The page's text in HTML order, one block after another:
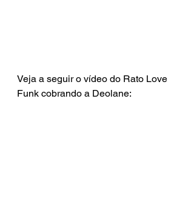
Veja a seguir o vídeo do Rato Love
Funk cobrando a Deolane: